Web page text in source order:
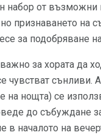
набор от възможни
признаването на
за подобряване
за хората да
чувстват сънливи.
нощта) се
до събуждане
в началото на